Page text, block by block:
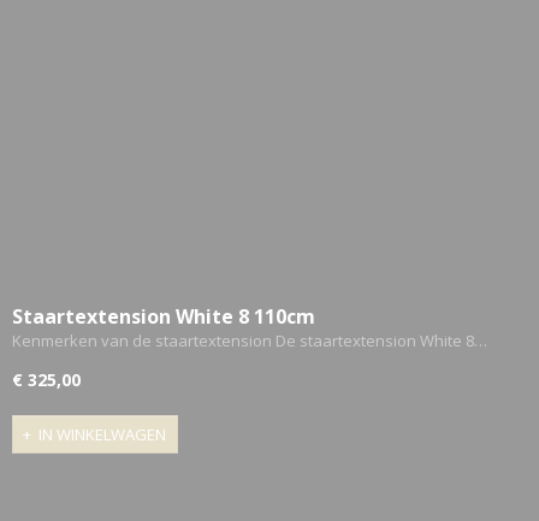
Staartextension White 8 110cm
Kenmerken van de staartextension De staartextension White 8…
€ 325,00
IN WINKELWAGEN